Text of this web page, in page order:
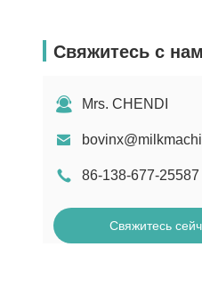
Свяжитесь с
Mrs. CHENDI
86-138-677-25587
Свяжитесь